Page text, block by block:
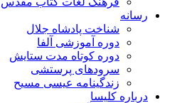
رسانه
شناخت پادشاه جلال
دوره آموزشی آلفا
دوره کوتاه مدت ستایش
سرودهای پرستشی
زندگینامه عیسی مسیح
درباره کلیسا